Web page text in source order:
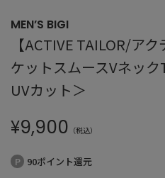
MEN’S BIGI
【ACTIVE TAILOR/ア
ケットスムースVネッ
UVカット＞
¥9,900 （税込）
90ポイント還元